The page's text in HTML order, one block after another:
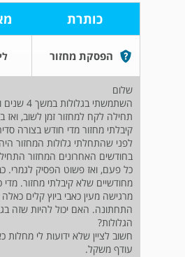
כותרת
הפסקת מחזור
שלום
השתמשתי
תחילה לקח למחזור זמן לשוב,
קיבלתי מחזור מדי חודש בצורה
לפני שהתחלתי גלולות המחזור
בחודשים האחרונים המחזור
כל פעם, ואז פשוט הפסיק לגמרי.
מחודשיים שלא קיבלתי מחזור.
מרגישה מעין כאבי ביוץ קלים
התחתונה. האם יכול להיות שזה
הגלולות?
חשוב לציין שלא ידועות לי מחלות
עודף משקל.